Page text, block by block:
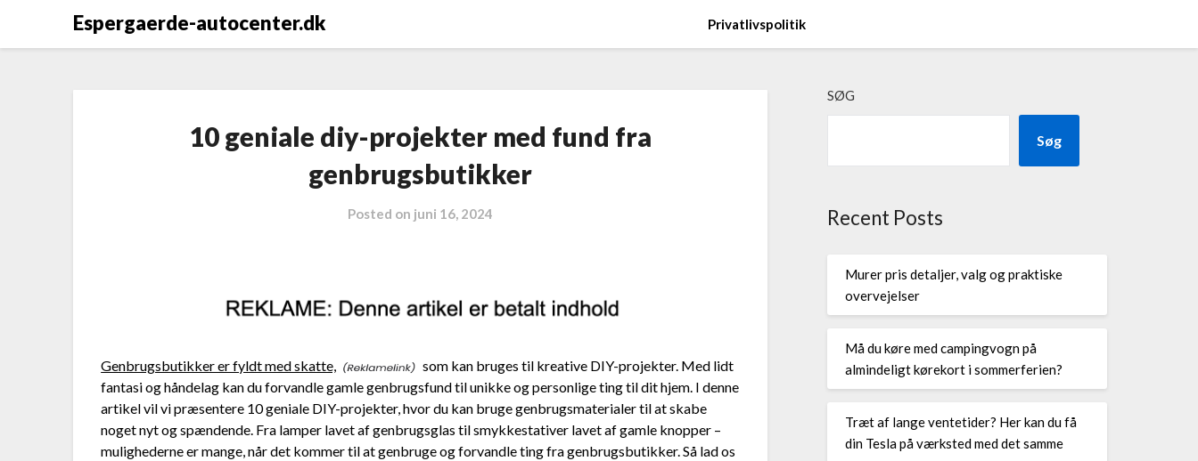
Espergaerde-autocenter.dk Privatlivspolitik
10 geniale diy-projekter med fund fra
genbrugsbutikker
Posted on juni 16, 2024
Genbrugsbutikker er fyldt med skatte,
som kan bruges til kreative DIY-projekter. Med lidt
fantasi og håndelag kan du forvandle gamle genbrugsfund til unikke og personlige ting til dit hjem. I denne
artikel vil vi præsentere 10 geniale DIY-projekter, hvor du kan bruge genbrugsmaterialer til at skabe
noget nyt og spændende. Fra lamper lavet af genbrugsglas til smykkestativer lavet af gamle knopper –
mulighederne er mange, når det kommer til at genbruge og forvandle ting fra genbrugsbutikker. Så lad os
SØG
Søg
Recent Posts
Murer pris detaljer, valg og praktiske
overvejelser
Må du køre med campingvogn på
almindeligt kørekort i sommerferien?
Træt af lange ventetider? Her kan du få
din Tesla på værksted med det samme